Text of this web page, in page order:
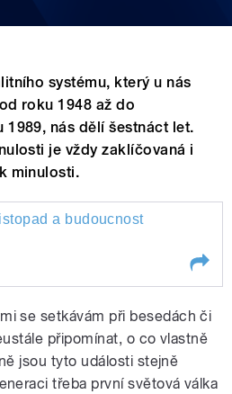
systému, který u nás
roku 1948 až do
1989, nás dělí šestnáct let.
je vždy zaklíčovaná i
minulosti.
a budoucnost
se setkávám při besedách či
připomínat, o co vlastně
jsou tyto události stejně
třeba první světová válka